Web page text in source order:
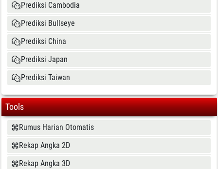
Prediksi Cambodia
Prediksi Bullseye
Prediksi China
Prediksi Japan
Prediksi Taiwan
Tools
Rumus Harian Otomatis
Rekap Angka 2D
Rekap Angka 3D